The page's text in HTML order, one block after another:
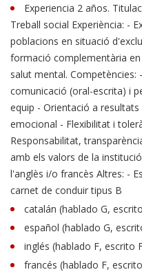
Experiencia 2 años.
Treball social Experiència: -
poblacions en situació
formació complementària
salut mental. Competències:
comunicació (oral-escrita) i
equip - Orientació a
emocional - Flexibilitat i
Responsabilitat,
amb els valors de la
l'anglès i/o francès Altres: -
carnet de conduir tipus B
catalán (hablado G,
español (hablado G,
inglés (hablado F, escrito
francés (hablado F,